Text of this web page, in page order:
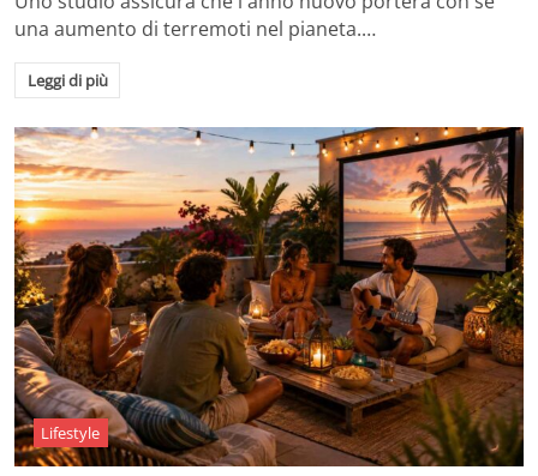
una aumento di terremoti nel pianeta.…
Leggi di più
Lifestyle